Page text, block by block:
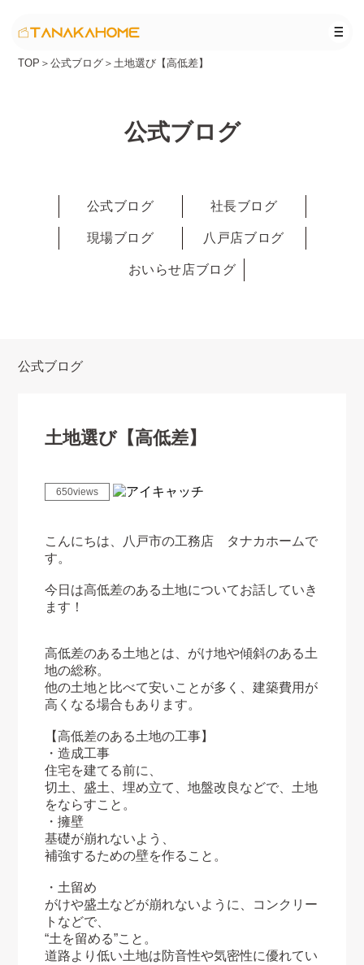
TOP ＞公式ブログ ＞土地選び【高低差】
公式ブログ
公式ブログ 社長ブログ
現場ブログ 八戸店ブログ
おいらせ店ブログ
公式ブログ
土地選び【高低差】
650views
こんにちは、八戸市の工務店 タナカホームで
す。
今日は高低差のある土地についてお話していき
ます！
高低差のある土地とは、がけ地や傾斜のある土
地の総称。
他の土地と比べて安いことが多く、建築費用が
高くなる場合もあります。
【高低差のある土地の工事】
・造成工事
住宅を建てる前に、
切土、盛土、埋め立て、地盤改良などで、土地
をならすこと。
・擁壁
基礎が崩れないよう、
補強するための壁を作ること。
・土留め
がけや盛土などが崩れないように、コンクリー
トなどで、
“土を留める”こと。
道路より低い土地は防音性や気密性に優れてい